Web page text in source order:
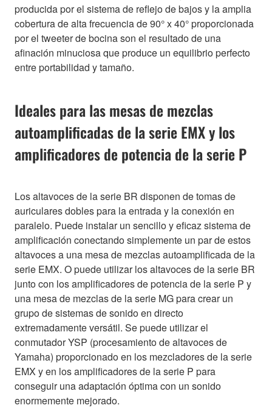
producida por el sistema de reflejo de bajos y la amplia
cobertura de alta frecuencia de 90° x 40° proporcionada
por el tweeter de bocina son el resultado de una
afinación minuciosa que produce un equilibrio perfecto
entre portabilidad y tamaño.
Ideales para las mesas de mezclas
autoamplificadas de la serie EMX y los
amplificadores de potencia de la serie P
Los altavoces de la serie BR disponen de tomas de
auriculares dobles para la entrada y la conexión en
paralelo. Puede instalar un sencillo y eficaz sistema de
amplificación conectando simplemente un par de estos
altavoces a una mesa de mezclas autoamplificada de la
serie EMX. O puede utilizar los altavoces de la serie BR
junto con los amplificadores de potencia de la serie P y
una mesa de mezclas de la serie MG para crear un
grupo de sistemas de sonido en directo
extremadamente versátil. Se puede utilizar el
conmutador YSP (procesamiento de altavoces de
Yamaha) proporcionado en los mezcladores de la serie
EMX y en los amplificadores de la serie P para
conseguir una adaptación óptima con un sonido
enormemente mejorado.